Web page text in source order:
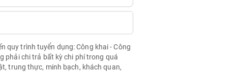
quy trình tuyển dụng: Công khai - Công
phải chi trả bất kỳ chi phí trong quá
trung thực, minh bạch, khách quan,